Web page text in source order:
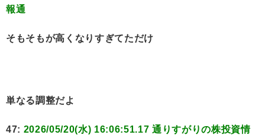
報通
そもそもが高くなりすぎてただけ
単なる調整だよ
47: 2026/05/20(水) 16:06:51.17 通りすがりの株投資情